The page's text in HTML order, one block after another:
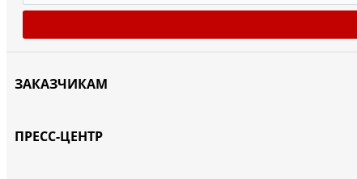
ЗАКАЗЧИКАМ
ПРЕСС-ЦЕНТР